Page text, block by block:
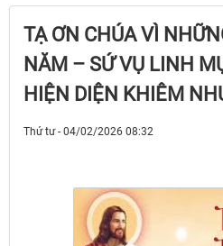
TẠ ƠN CHÚA VÌ
NĂM – SỨ VỤ LINH
HIỆN DIỆN KHIÊM
Thứ tư - 04/02/2026 08:32